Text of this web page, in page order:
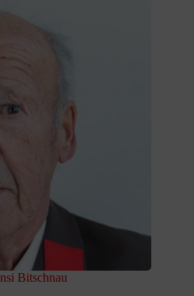
Bitschnau